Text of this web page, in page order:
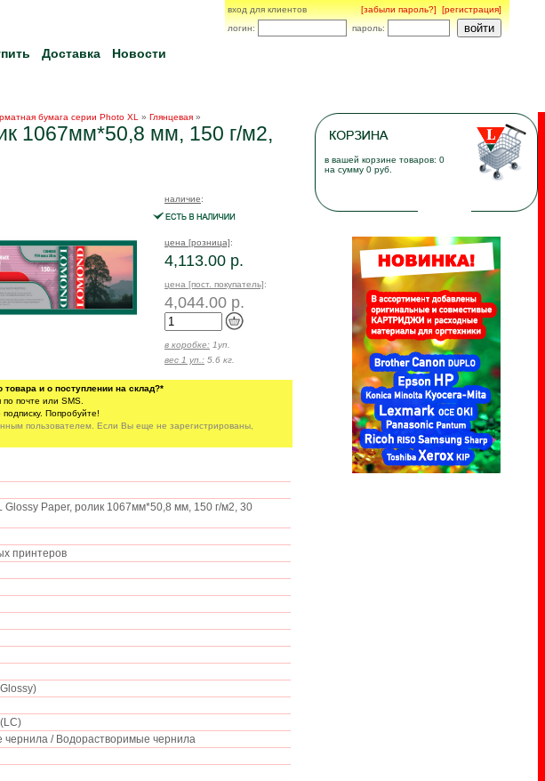
вход для клиентов [забыли пароль?]
[регистрация]
логин:
пароль:
Доставка Новости
бумага серии Photo XL » Глянцевая »
1067мм*50,8 мм, 150 г/м2,
наличие:
цена [розница]:
4,113.00 р.
цена [пост. покупатель]:
4,044.00 р.
в коробке: 1уп.
вес 1 уп.: 5.6 кг.
и о поступлении на склад?*
почте или SMS.
Попробуйте!
пользователем. Если Вы еще не зарегистрированы,
Glossy Paper, ролик 1067мм*50,8 мм, 150 г/м2, 30
принтеров
чернила / Водорастворимые чернила
в вашей корзине товаров: 0
на сумму 0 руб.